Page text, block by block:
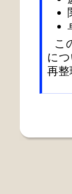
こ
に
再整